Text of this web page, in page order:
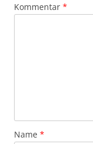
Kommentar *
Name *